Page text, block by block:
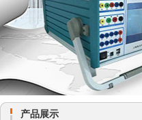
产品展示